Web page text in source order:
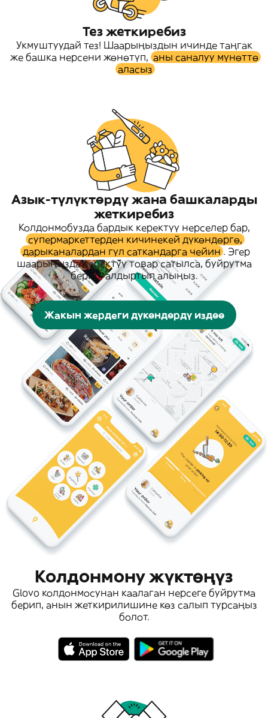
Тез жеткиребиз
Укмуштуудай тез! Шаарыңыздын ичинде таңгак
же башка нерсени жөнөтүп, аны саналуу мүнөттө
аласыз
Азык-түлүктөрдү жана башкаларды
жеткиребиз
Колдонмобузда бардык керектүү нерселер бар,
супермаркеттерден кичинекей дүкөндөргө,
дарыканалардан гүл саткандарга чейин . Эгер
шаарыңызда керектүү товар сатылса, буйрутма
берип, алдыртып алыңыз.
Жакын жердеги дүкөндөрдү издөө
Колдонмону жүктөңүз
Glovo колдонмосунан каалаган нерсеге буйрутма
берип, анын жеткирилишине көз салып турсаңыз
болот.